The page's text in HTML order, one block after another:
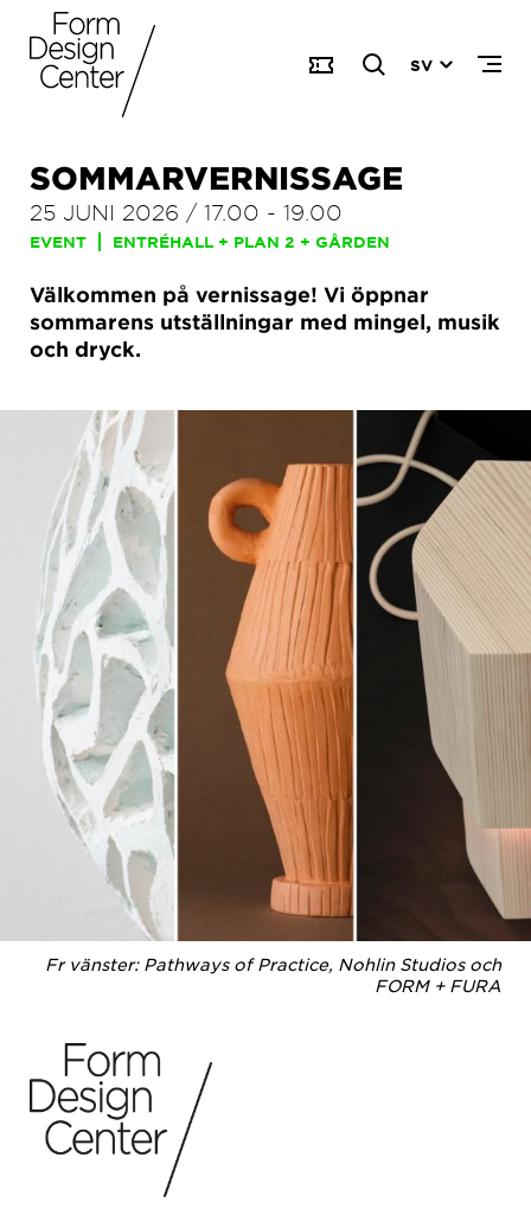
SV
SOMMARVERNISSAGE
25 JUNI 2026 / 17.00 - 19.00
EVENT ENTRÉHALL + PLAN 2 + GÅRDEN
Välkommen på vernissage! Vi öppnar
sommarens utställningar med mingel, musik
och dryck.
Fr vänster: Pathways of Practice, Nohlin Studios och
FORM + FURA